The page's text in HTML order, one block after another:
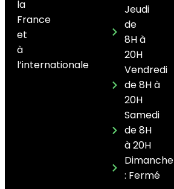
la
France
et
à
l’internationale
Jeudi
de
8H à
20H
Vendredi
de 8H à
20H
Samedi
de 8H
à 20H
Dimanche
: Fermé